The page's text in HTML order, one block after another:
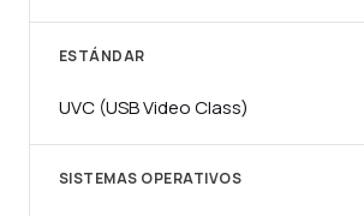
ESTÁNDAR
UVC (USB Video Class)
SISTEMAS OPERATIVOS